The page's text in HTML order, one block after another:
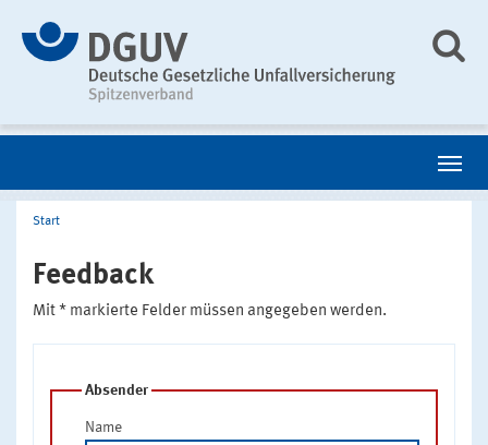
Start
Feedback
Mit * markierte Felder müssen angegeben werden.
Absender
Name